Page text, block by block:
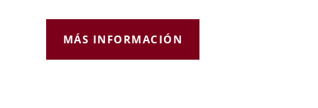
MÁS INFORMACIÓN